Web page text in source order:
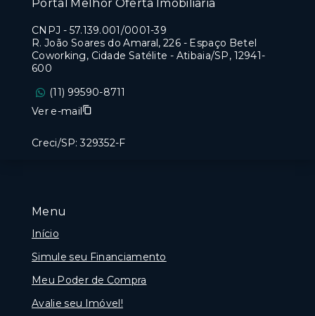
Menu
Início
Simule seu Financiamento
Meu Poder de Compra
Avalie seu Imóvel!
Portal Melhor Oferta Imobiliaria
CNPJ - 57.139.001/0001-39
R. João Soares do Amaral, 226 - Espaço Betel
Coworking, Cidade Satélite - Atibaia/SP, 12941-
600
(11) 99590-8711
Ver e-mail
Creci/SP: 329352-F